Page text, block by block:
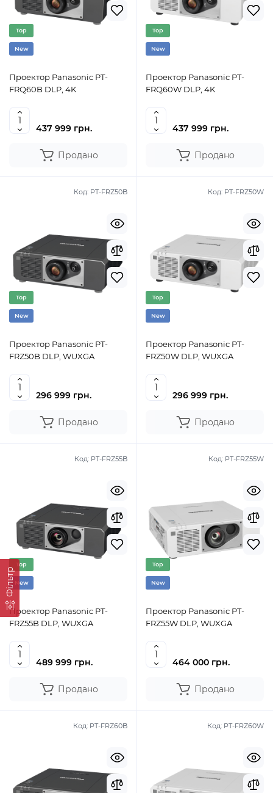
Фільтр
Top
New
Проектор Panasonic PT-
FRQ60B DLP, 4K
437 999 грн.
Продано
Top
New
Проектор Panasonic PT-
FRQ60W DLP, 4K
437 999 грн.
Продано
Код: PT-FRZ50B
Top
New
Проектор Panasonic PT-
FRZ50B DLP, WUXGA
296 999 грн.
Продано
Код: PT-FRZ50W
Top
New
Проектор Panasonic PT-
FRZ50W DLP, WUXGA
296 999 грн.
Продано
Код: PT-FRZ55B
Top
New
Проектор Panasonic PT-
FRZ55B DLP, WUXGA
489 999 грн.
Продано
Код: PT-FRZ55W
Top
New
Проектор Panasonic PT-
FRZ55W DLP, WUXGA
464 000 грн.
Продано
Код: PT-FRZ60B Код: PT-FRZ60W